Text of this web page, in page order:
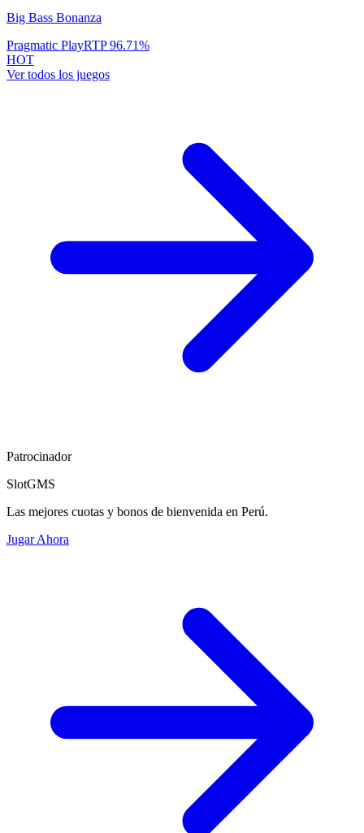
Big Bass Bonanza
Pragmatic PlayRTP96.71%
HOT
Ver todos los juegos
Patrocinador
SlotGMS
Las mejores cuotas y bonos de bienvenida en Perú.
Jugar Ahora